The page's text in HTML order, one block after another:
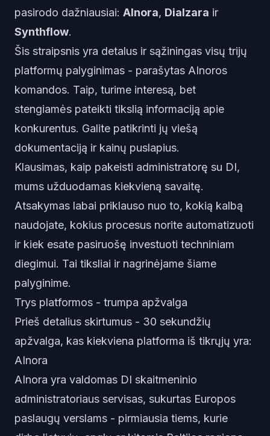
pasirodo dažniausiai: AInora, Dialzara ir
Synthflow.
Šis straipsnis yra detalus ir sąžiningas visų trijų
platformų palyginimas - parašytas AInoros
komandos. Taip, turime interesą, bet
stengiamės pateikti tikslią informaciją apie
konkurentus. Galite patikrinti jų viešą
dokumentaciją ir kainų puslapius.
Klausimas, kaip pakeisti administratorę su DI,
mums užduodamas kiekvieną savaitę.
Atsakymas labai priklauso nuo to, kokią kalbą
naudojate, kokius procesus norite automatizuoti
ir kiek esate pasiruošę investuoti techniniam
diegimui. Tai tiksliai ir nagrinėjame šiame
palyginime.
Trys platformos - trumpa apžvalga
Prieš detalius skirtumus - 30 sekundžių
apžvalga, kas kiekviena platforma iš tikrųjų yra:
AInora
AInora yra valdomas DI skaitmeninio
administratoriaus servisas, sukurtas Europos
paslaugų verslams - pirmiausia tiems, kurie